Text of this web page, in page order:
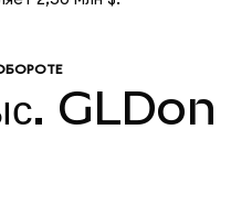
GLDon